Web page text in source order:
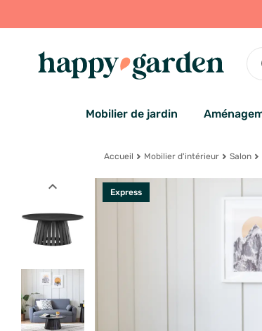
Mobilier de jardin
Accueil Mobilier d'intérieur Salon
expand_less Express